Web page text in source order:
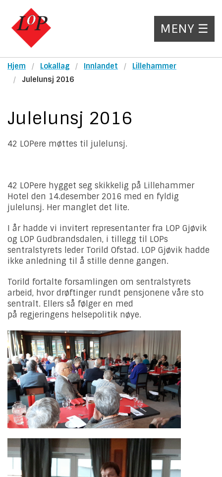
MENY ☰
Hjem Lokallag Innlandet
Lillehammer
Julelunsj 2016
Julelunsj 2016
42 LOPere møttes til julelunsj.
42 LOPere hygget seg skikkelig på Lillehammer
Hotel den 14.desember 2016 med en fyldig
julelunsj. Her manglet det lite.
I år hadde vi invitert representanter fra LOP Gjøvik
og LOP Gudbrandsdalen, i tillegg til LOPs
sentralstyrets leder Torild Ofstad. LOP Gjøvik hadde
ikke anledning til å stille denne gangen.
Torild fortalte forsamlingen om sentralstyrets
arbeid, hvor drøftinger rundt pensjonene våre sto
sentralt. Ellers så følger en med
på regjeringens helsepolitik nøye.